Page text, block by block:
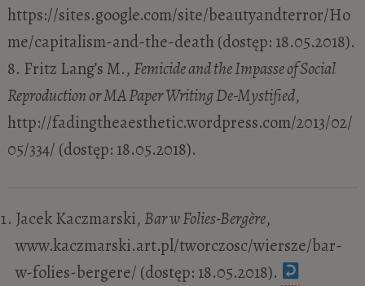
https://sites.google.com/site/beautyandterror/Ho
me/capitalism-and-the-death (dostęp: 18.05.2018).
8. Fritz Lang’s M., Femicide and the Impasse of Social
Reproduction or MA Paper Writing De-Mystified,
http://fadingtheaesthetic.wordpress.com/2013/02/
05/334/ (dostęp: 18.05.2018).
Jacek Kaczmarski, Bar w Folies-Bergère,
www.kaczmarski.art.pl/tworczosc/wiersze/bar-
w-folies-bergere/ (dostęp: 18.05.2018).